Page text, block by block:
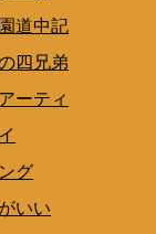
道中記
四兄弟
ーティ
グ
いい